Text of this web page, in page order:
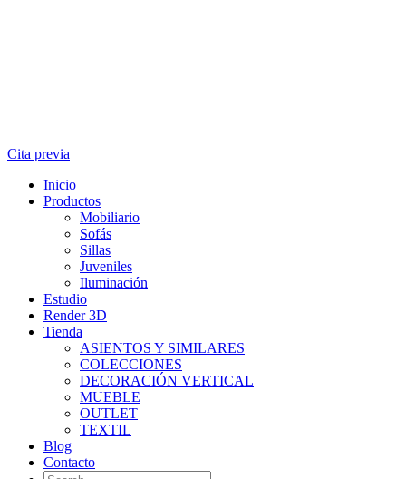
Cita previa
Inicio
Productos
Mobiliario
Sofás
Sillas
Juveniles
Iluminación
Estudio
Render 3D
Tienda
ASIENTOS Y SIMILARES
COLECCIONES
DECORACIÓN VERTICAL
MUEBLE
OUTLET
TEXTIL
Blog
Contacto